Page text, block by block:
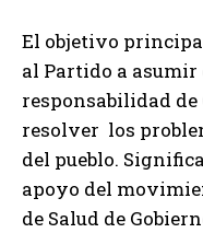
El objetivo
al Partido a
responsabilidad de
resolver los
del pueblo.
apoyo del
de Salud de